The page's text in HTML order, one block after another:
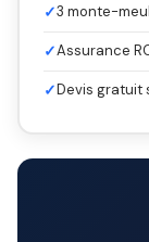
✓3 monte-
✓Assurance
✓Devis gratuit